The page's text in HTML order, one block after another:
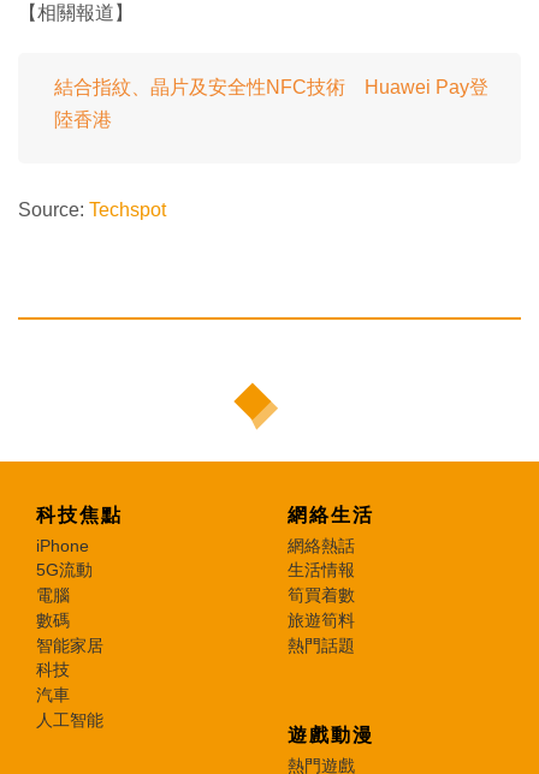
【相關報道】
結合指紋、晶片及安全性NFC技術 Huawei Pay登
陸香港
Source: Techspot
科技焦點
iPhone
5G流動
電腦
數碼
智能家居
科技
汽車
人工智能
網絡生活
網絡熱話
生活情報
筍買着數
旅遊筍料
熱門話題
遊戲動漫
熱門遊戲